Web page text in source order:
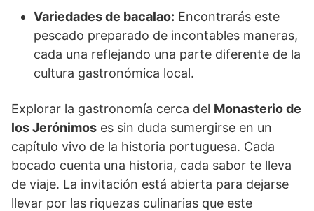
Variedades de bacalao: Encontrarás este
pescado preparado de incontables maneras,
cada una reflejando una parte diferente de la
cultura gastronómica local.
Explorar la gastronomía cerca del Monasterio de
los Jerónimos es sin duda sumergirse en un
capítulo vivo de la historia portuguesa. Cada
bocado cuenta una historia, cada sabor te lleva
de viaje. La invitación está abierta para dejarse
llevar por las riquezas culinarias que este